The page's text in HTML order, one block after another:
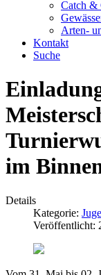
Catch &
Arten-
Kontakt
Suche
im
Details
Kategorie:
Veröffentlicht: